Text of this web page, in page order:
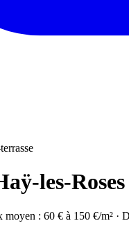
les-Roses
moyen : 60 € à 150 €/m² ·